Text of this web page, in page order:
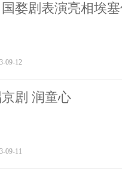
婺剧表演亮相埃
09-12
剧 润童心
09-11